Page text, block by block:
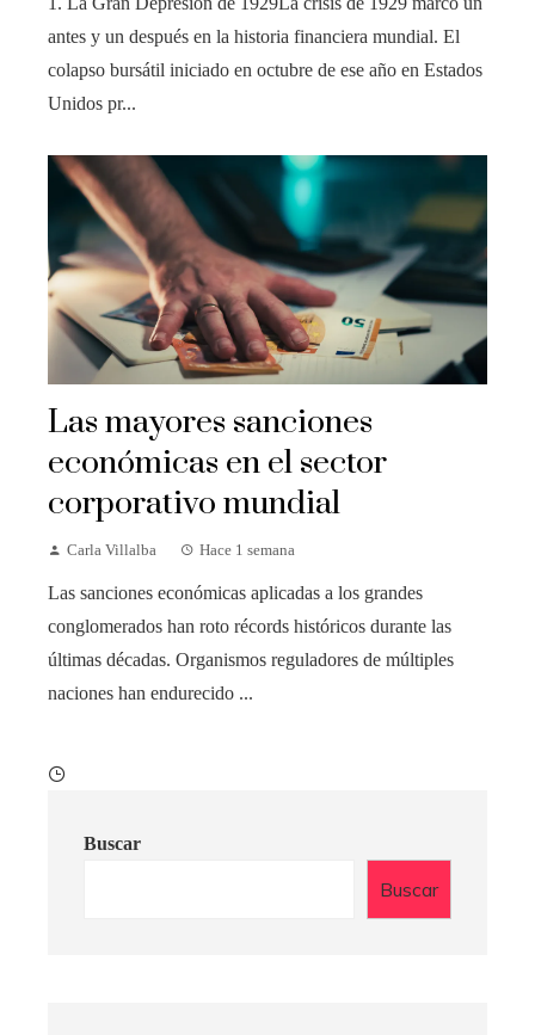
antes y un después en la historia financiera mundial. El
colapso bursátil iniciado en octubre de ese año en Estados
Unidos pr...
Las mayores sanciones
económicas en el sector
corporativo mundial
Carla Villalba Hace 1 semana
Las sanciones económicas aplicadas a los grandes
conglomerados han roto récords históricos durante las
últimas décadas. Organismos reguladores de múltiples
naciones han endurecido ...
Buscar
Buscar